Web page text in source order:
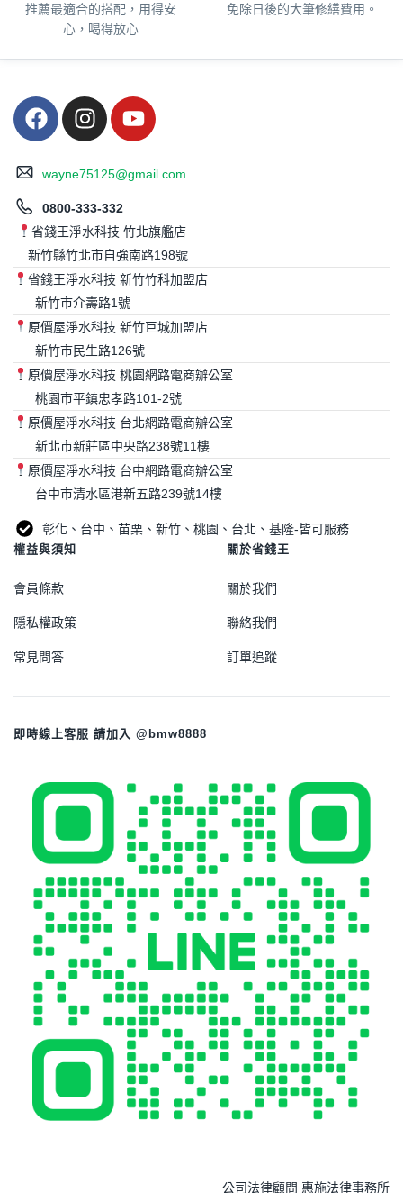
推薦最適合的搭配，用得安
心，喝得放心
免除日後的大筆修繕費用。
wayne75125@gmail.com
0800-333-332
省錢王淨水科技 竹北旗艦店
新竹縣竹北市自強南路198號
省錢王淨水科技 新竹竹科加盟店
新竹市介壽路1號
原價屋淨水科技 新竹巨城加盟店
新竹市民生路126號
原價屋淨水科技 桃園網路電商辦公室
桃園市平鎮忠孝路101-2號
原價屋淨水科技 台北網路電商辦公室
新北市新莊區中央路238號11樓
原價屋淨水科技 台中網路電商辦公室
台中市清水區港新五路239號14樓
彰化、台中、苗栗、新竹、桃園、台北、基隆-皆可服務
權益與須知
會員條款
隱私權政策
常見問答
關於省錢王
關於我們
聯絡我們
訂單追蹤
即時線上客服 請加入 @bmw8888
公司法律顧問 惠施法律事務所